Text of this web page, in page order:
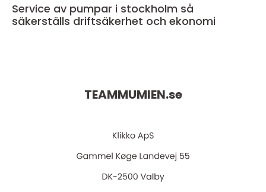
Service av pumpar i stockholm så
säkerställs driftsäkerhet och ekonomi
TEAMMUMIEN.se